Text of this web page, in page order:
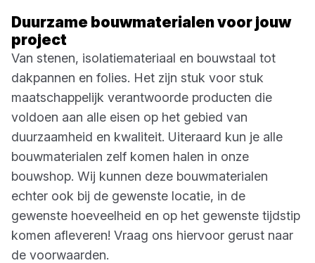
Duurzame bouwmaterialen voor jouw
project
Van stenen, isolatiemateriaal en bouwstaal tot
dakpannen en folies. Het zijn stuk voor stuk
maatschappelijk verantwoorde producten die
voldoen aan alle eisen op het gebied van
duurzaamheid en kwaliteit. Uiteraard kun je alle
bouwmaterialen zelf komen halen in onze
bouwshop. Wij kunnen deze bouwmaterialen
echter ook bij de gewenste locatie, in de
gewenste hoeveelheid en op het gewenste tijdstip
komen afleveren! Vraag ons hiervoor gerust naar
de voorwaarden.